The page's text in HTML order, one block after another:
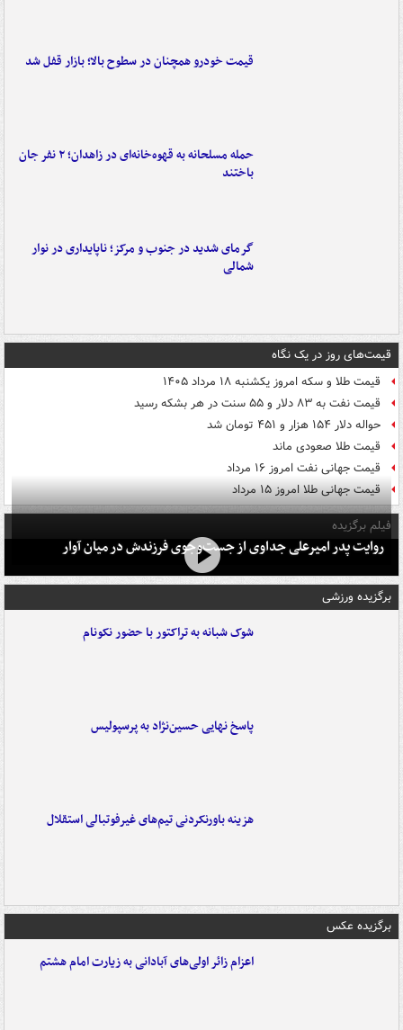
قیمت خودرو همچنان در سطوح بالا؛ بازار قفل شد
حمله مسلحانه به قهوه‌خانه‌ای در زاهدان؛ ۲ نفر جان
باختند
گرمای شدید در جنوب و مرکز؛ ناپایداری در نوار
شمالی
قیمت‌های روز در یک نگاه
قیمت طلا و سکه امروز یکشنبه ۱۸ مرداد ۱۴۰۵
قیمت نفت به ۸۳ دلار و ۵۵ سنت در هر بشکه رسید
حواله دلار ۱۵۴ هزار و ۴۵۱ تومان شد
قیمت طلا صعودی ماند
قیمت جهانی نفت امروز ۱۶ مرداد
قیمت جهانی طلا امروز ۱۵ مرداد
فیلم برگزیده
روایت پدر امیرعلی جداوی از جست‌وجوی فرزندش در میان آوار
برگزیده ورزشی
شوک شبانه به تراکتور با حضور نکونام
پاسخ نهایی حسین‌نژاد به پرسپولیس
هزینه باورنکردنی تیم‌های غیرفوتبالی استقلال
برگزیده عکس
اعزام زائر اولی‌های آبادانی به زیارت امام هشتم